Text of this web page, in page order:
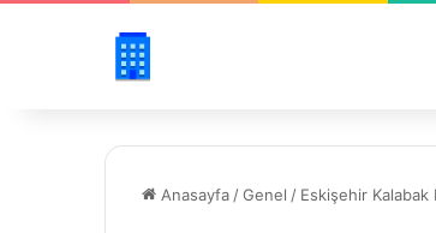
Anasayfa /Genel / Eskişehir Kalabak